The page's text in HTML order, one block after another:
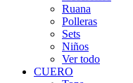
Ruana
Polleras
Sets
Niños
Ver todo
CUERO